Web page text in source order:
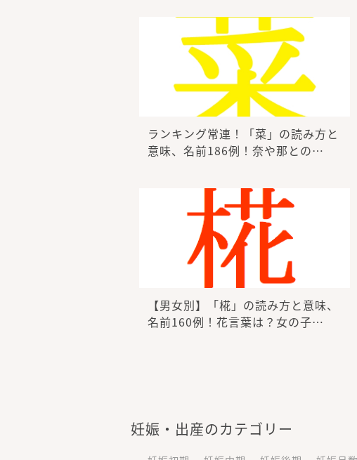
ランキング常連！「菜」の読み方と
意味、名前186例！奈や那との…
【男女別】「椛」の読み方と意味、
名前160例！花言葉は？女の子…
妊娠・出産のカテゴリー